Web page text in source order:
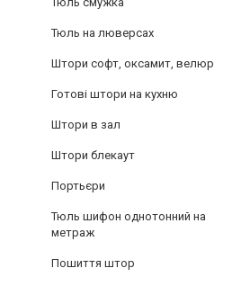
Тюль на люверсах
Штори софт, оксамит, велюр
Готові штори на кухню
Штори в зал
Штори блекаут
Портьєри
Тюль шифон однотонний на
метраж
Пошиття штор